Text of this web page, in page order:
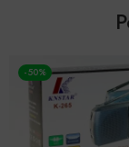
-50%